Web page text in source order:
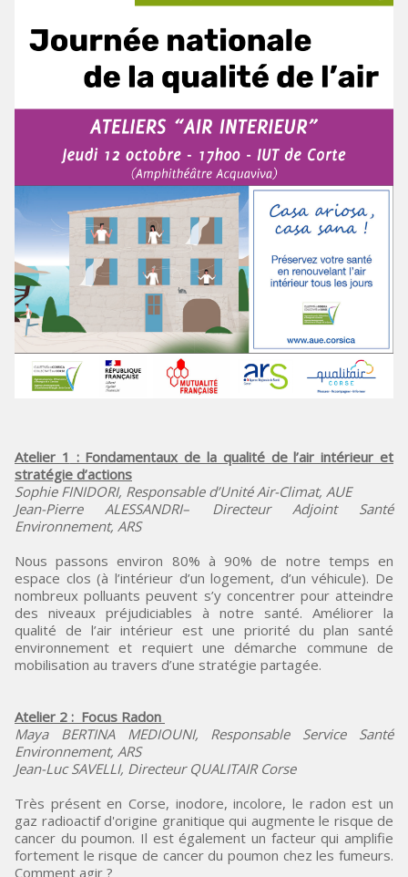
Atelier 1 : Fondamentaux de la qualité de l’air intérieur et
stratégie d’actions
Sophie FINIDORI, Responsable d’Unité Air-Climat, AUE
Jean-Pierre ALESSANDRI– Directeur Adjoint Santé
Environnement, ARS
Nous passons environ 80% à 90% de notre temps en
espace clos (à l’intérieur d’un logement, d’un véhicule). De
nombreux polluants peuvent s’y concentrer pour atteindre
des niveaux préjudiciables à notre santé. Améliorer la
qualité de l’air intérieur est une priorité du plan santé
environnement et requiert une démarche commune de
mobilisation au travers d’une stratégie partagée.
Atelier 2 : Focus Radon
Maya BERTINA MEDIOUNI, Responsable Service Santé
Environnement, ARS
Jean-Luc SAVELLI, Directeur QUALITAIR Corse
Très présent en Corse, inodore, incolore, le radon est un
gaz radioactif d'origine granitique qui augmente le risque de
cancer du poumon. Il est également un facteur qui amplifie
fortement le risque de cancer du poumon chez les fumeurs.
Comment agir ?